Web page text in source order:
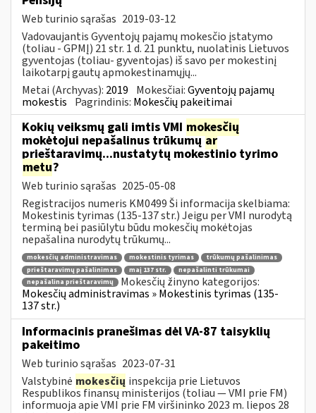
Web turinio sąrašas 2019-03-12
Vadovaujantis Gyventojų pajamų mokesčio įstatymo
(toliau - GPMĮ) 21 str. 1 d. 21 punktu, nuolatinis Lietuvos
gyventojas (toliau- gyventojas) iš savo per mokestinį
laikotarpį gautų apmokestinamųjų...
Metai (Archyvas): 2019 Mokesčiai:Gyventojų pajamų
mokestis Pagrindinis: Mokesčių pakeitimai
Kokių veiksmų gali imtis VMI mokesčių
mokėtojui nepašalinus trūkumųar
prieštaravimų...nustatytų mokestinio tyrimo
metu?
Web turinio sąrašas 2025-05-08
Registracijos numeris KM0499 Ši informacija skelbiama:
Mokestinis tyrimas (135-137 str.) Jeigu per VMI nurodytą
terminą bei pasiūlytu būdu mokesčių mokėtojas
nepašalina nurodytų trūkumų...
mokesčių administravimas mokestinis tyrimas
trūkumų pašalinimas
prieštaravimų pašalinimas
maį 137 str.
nepašalinti trūkumai
nepašalina prieštaravimų
Mokesčių žinyno kategorijos:
Mokesčių administravimas » Mokestinis tyrimas (135-
137 str.)
Informacinis pranešimas dėl VA-87 taisyklių
pakeitimo
Web turinio sąrašas 2023-07-31
Valstybinė mokesčių inspekcija prie Lietuvos
Respublikos finansų ministerijos (toliau ― VMI prie FM)
informuoja apie VMI prie FM viršininko 2023 m. liepos 28